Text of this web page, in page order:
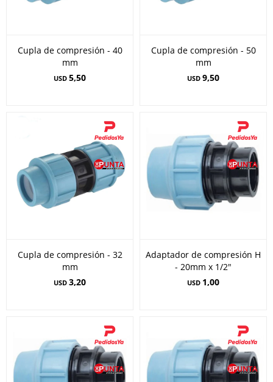
Cupla de compresión - 40
mm
USD 5,50
Cupla de compresión - 50
mm
USD 9,50
Cupla de compresión - 32
mm
USD 3,20
Adaptador de compresión H
- 20mm x 1/2"
USD 1,00